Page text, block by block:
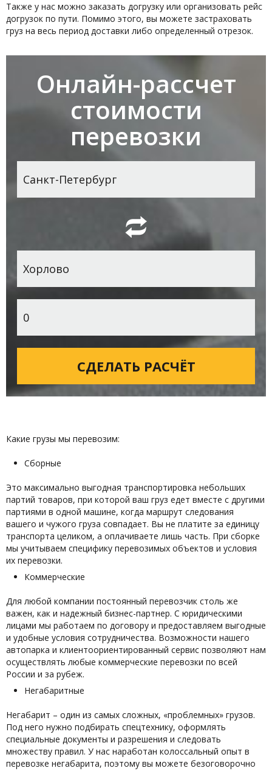
Также у нас можно заказать догрузку или организовать рейс
догрузок по пути. Помимо этого, вы можете застраховать
груз на весь период доставки либо определенный отрезок.
Онлайн-рассчет
стоимости
перевозки
Какие грузы мы перевозим:
Сборные
Это максимально выгодная транспортировка небольших
партий товаров, при которой ваш груз едет вместе с другими
партиями в одной машине, когда маршрут следования
вашего и чужого груза совпадает. Вы не платите за единицу
транспорта целиком, а оплачиваете лишь часть. При сборке
мы учитываем специфику перевозимых объектов и условия
их перевозки.
Коммерческие
Для любой компании постоянный перевозчик столь же
важен, как и надежный бизнес-партнер. С юридическими
лицами мы работаем по договору и предоставляем выгодные
и удобные условия сотрудничества. Возможности нашего
автопарка и клиентоориентированный сервис позволяют нам
осуществлять любые коммерческие перевозки по всей
России и за рубеж.
Негабаритные
Негабарит – один из самых сложных, «проблемных» грузов.
Под него нужно подбирать спецтехнику, оформлять
специальные документы и разрешения и следовать
множеству правил. У нас наработан колоссальный опыт в
перевозке негабарита, поэтому вы можете безоговорочно